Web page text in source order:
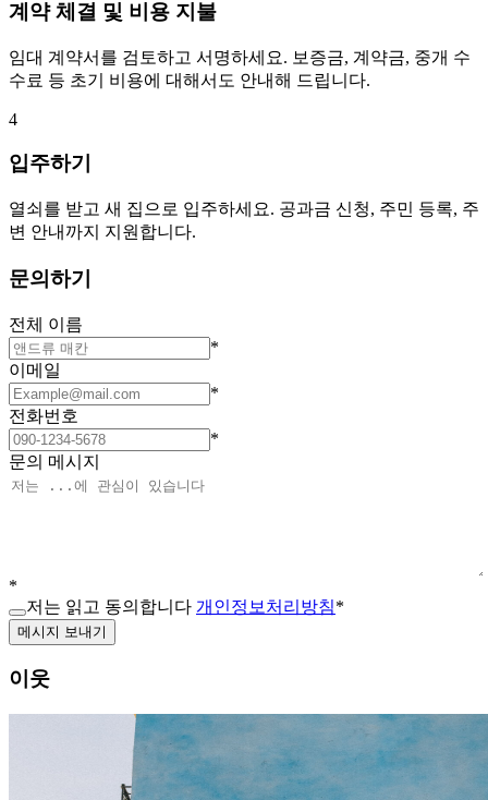
계약 체결 및 비용 지불
임대 계약서를 검토하고 서명하세요. 보증금, 계약금, 중개 수
수료 등 초기 비용에 대해서도 안내해 드립니다.
4
입주하기
열쇠를 받고 새 집으로 입주하세요. 공과금 신청, 주민 등록, 주
변 안내까지 지원합니다.
문의하기
전체 이름
*
이메일
*
전화번호
*
문의 메시지
*
저는 읽고 동의합니다 개인정보처리방침*
메시지 보내기
이웃